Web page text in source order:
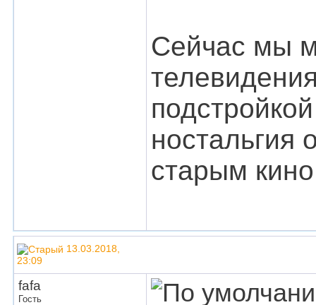
Сейчас мы
старым
13.03.2018,
23:09
fafa
Гость